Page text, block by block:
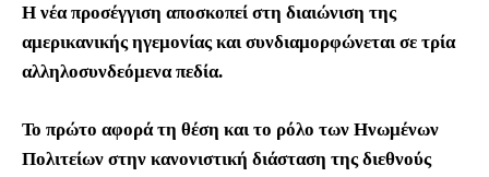
Η νέα προσέγγιση αποσκοπεί στη διαιώνιση της
αμερικανικής ηγεμονίας και συνδιαμορφώνεται σε τρία
αλληλοσυνδεόμενα πεδία.
Το πρώτο αφορά τη θέση και το ρόλο των Ηνωμένων
Πολιτείων στην κανονιστική διάσταση της διεθνούς